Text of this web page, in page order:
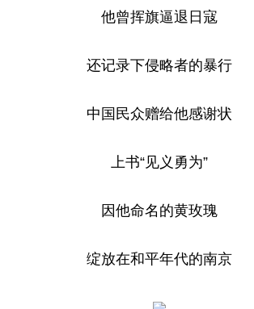
他曾挥旗逼退日寇
还记录下侵略者的暴行
中国民众赠给他感谢状
上书“见义勇为”
因他命名的黄玫瑰
绽放在和平年代的南京